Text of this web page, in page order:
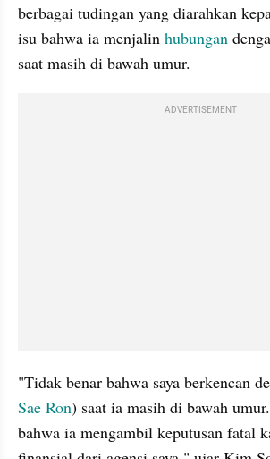
berbagai tudingan yang diarahkan
isu bahwa ia menjalin hubungan
saat masih di bawah umur.
ADVERTISEMENT
"Tidak benar bahwa saya berkencan
Sae Ron) saat ia masih di bawah
bahwa ia mengambil keputusan fatal